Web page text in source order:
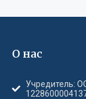
О нас
Учредитель: